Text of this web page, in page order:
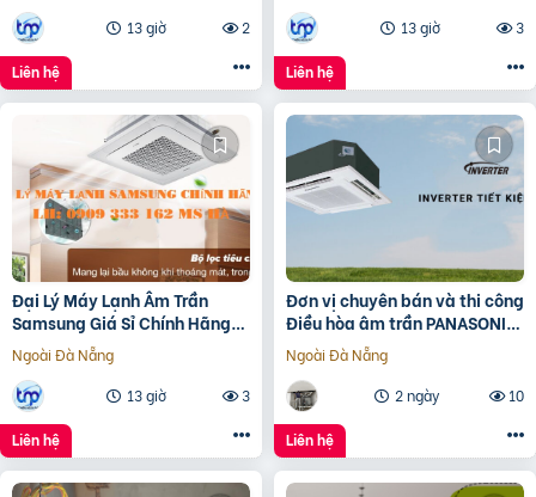
13 giờ
2
Liên hệ
13 giờ
3
Liên hệ
Đại Lý Máy Lạnh Âm Trần
Samsung Giá Sỉ Chính Hãng
Tại TP.HCM
Ngoài Đà Nẵng
13 giờ
3
Liên hệ
Đơn vị chuyên bán và thi công
Điều hòa âm trần PANASONIC
Inverter giá đại lý
Ngoài Đà Nẵng
2 ngày
10
Liên hệ